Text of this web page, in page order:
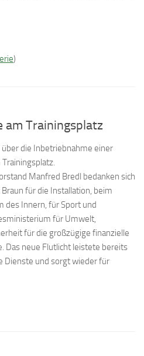
)
am Trainingsplatz
die Inbetriebnahme einer
Manfred Bredl bedanken sich
für die Installation, beim
des Innern, für Sport und
für Umwelt,
für die großzügige finanzielle
Das neue Flutlicht leistete bereits
Dienste und sorgt wieder für